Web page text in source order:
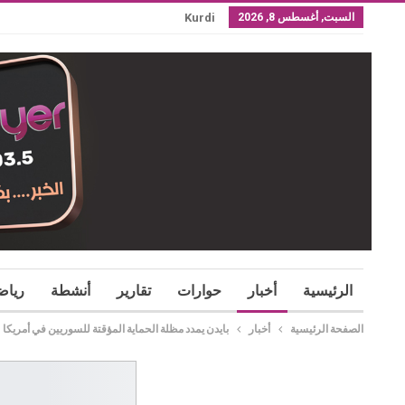
السبت, أغسطس 8, 2026 Kurdi
الرئيسية أخبار حوارات تقارير أنشطة
الصفحة الرئيسية أخبار بايدن يمدد مظلة الحماية المؤقتة للسوريين في أمريكا